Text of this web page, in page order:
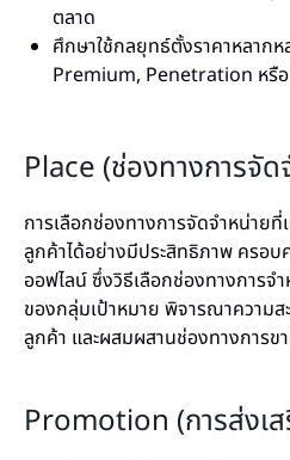
ตลาด
ศึกษาใช้กลยุทธ์ตั้งราคาหลาก
Premium, Penetration หรื
Place (ช่องทางการจัด
การเลือกช่องทางการจัดจำหน่ายที่
ลูกค้าได้อย่างมีประสิทธิภาพ ครอ
ออฟไลน์ ซึ่งวิธีเลือกช่องทางการจ
ของกลุ่มเป้าหมาย พิจารณาความส
ลูกค้า และผสมผสานช่องทางการข
Promotion (การส่งเ